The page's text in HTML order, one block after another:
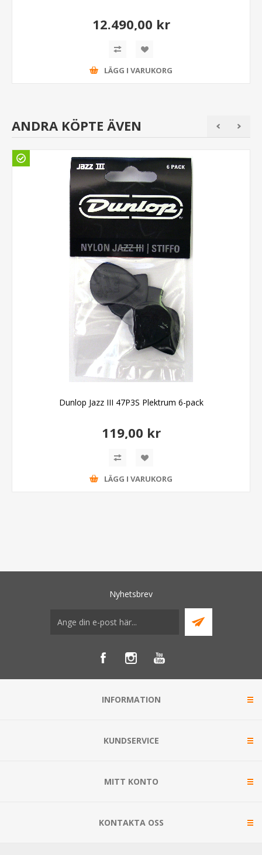
12.490,00 kr
LÄGG I VARUKORG
ANDRA KÖPTE ÄVEN
Dunlop Jazz III 47P3S Plektrum 6-pack
119,00 kr
LÄGG I VARUKORG
Nyhetsbrev
INFORMATION
KUNDSERVICE
MITT KONTO
KONTAKTA OSS